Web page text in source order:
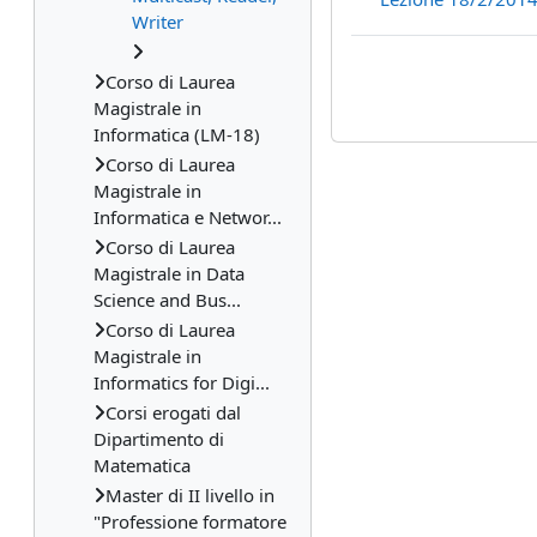
Writer
Corso di Laurea
Magistrale in
Informatica (LM-18)
Corso di Laurea
Magistrale in
Informatica e Networ...
Corso di Laurea
Magistrale in Data
Science and Bus...
Corso di Laurea
Magistrale in
Informatics for Digi...
Corsi erogati dal
Dipartimento di
Matematica
Master di II livello in
"Professione formatore